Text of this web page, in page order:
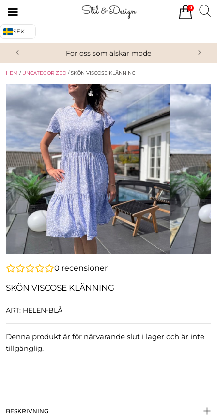
SEK
För oss som älskar mode
HEM / UNCATEGORIZED / SKÖN VISCOSE KLÄNNING
0 recensioner
SKÖN VISCOSE KLÄNNING
ART: HELEN-BLÅ
Denna produkt är för närvarande slut i lager och är inte
tillgänglig.
BESKRIVNING
0
Alla produkter
Accessoarer
Skor/Stövlar
Om oss